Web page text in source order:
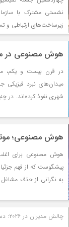
نشستی مشترک با
زیرساخت‌های ارتباطی و
هوش مصنوعی در
در قرن بیست و یکم،
میدان‌های نبرد فیزیکی
شهری نفوذ کرده‌اند. در
هوش مصنوعی؛
هوش مصنوعی برای اغلب
پیشگوست که از فهم
به نگرانی از حذف مشاغل
جهانی به وضوح دید.
چالش مدیران در ۲۰۲۶: دستیابی به اهداف رشد و پرورش نیروی کار در بحبوحه تحولات هوش مصنوعی